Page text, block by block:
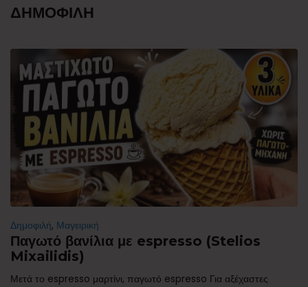
ΔΗΜΟΦΙΛΗ
Δημοφιλή, Μαγειρική
Παγωτό βανίλια με espresso (Stelios
Mixailidis)
Μετά το espresso μαρτίνι, παγωτό espresso Για αξέχαστες